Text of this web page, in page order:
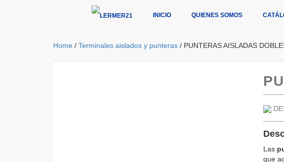
INICIO QUIENES SOMOS
Home / Terminales aislados y punteras / PUNTERAS AISLADAS
Las
que